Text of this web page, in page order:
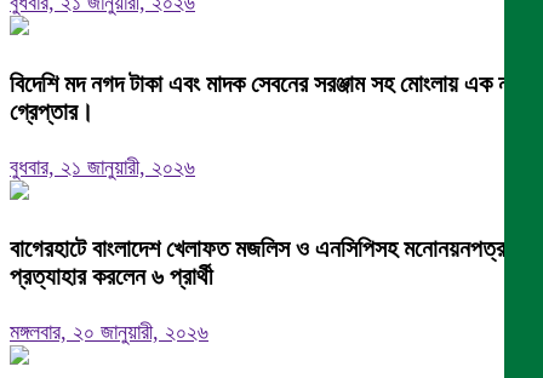
বিদেশি মদ নগদ টাকা এবং মাদক সেবনের সরঞ্জাম সহ মোংলায় এক নারী
গ্রেপ্তার।
বুধবার, ২১ জানুয়ারী, ২০২৬
বাগেরহাটে বাংলাদেশ খেলাফত মজলিস ও এনসিপিসহ মনোনয়নপত্র
প্রত্যাহার করলেন ৬ প্রার্থী
মঙ্গলবার, ২০ জানুয়ারী, ২০২৬